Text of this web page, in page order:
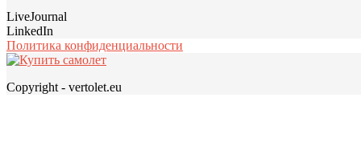
LiveJournal
LinkedIn
Политика конфиденциальности
Copyright - vertolet.eu